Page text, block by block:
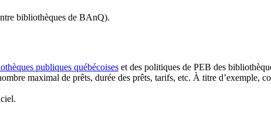
bibliothèques de BAnQ).
publiques québécoises et des politiques de PEB des
maximal de prêts, durée des prêts, tarifs, etc. À titre d’exemple,